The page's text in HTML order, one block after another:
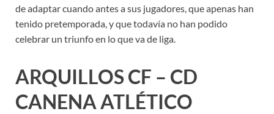
de adaptar cuando antes a sus jugadores, que apenas han
tenido pretemporada, y que todavía no han podido
celebrar un triunfo en lo que va de liga.
ARQUILLOS CF – CD
CANENA ATLÉTICO